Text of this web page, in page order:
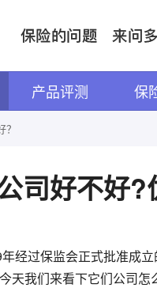
产品评测 保
司好不好
经过保监会正式批准成
天我们来看下它们公司怎